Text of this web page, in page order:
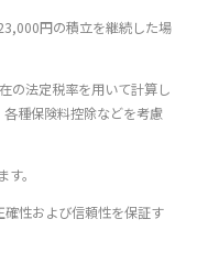
円の積立を継続した場
の法定税率を用いて計算し
種保険料控除などを考慮
。
性および信頼性を保証す